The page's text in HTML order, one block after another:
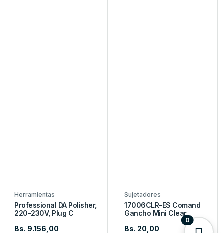
0
Herramientas
Professional DA Polisher,
220-230V, Plug C
Bs. 9.156,00
Sujetadores
17006CLR-ES Comand
Gancho Mini Clear
Bs. 20,00